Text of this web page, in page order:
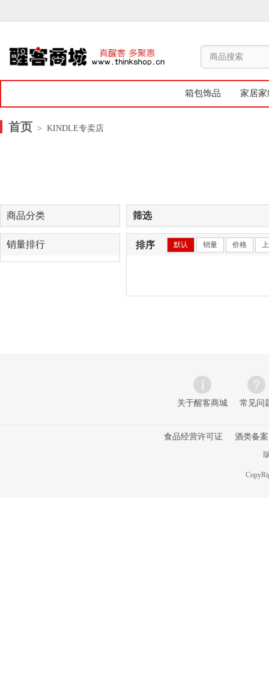
箱包饰品 家居家
首页 > KINDLE专卖店
商品分类
销量排行
筛选
排序 默认 销量 价格
关于醒客商城 常见问
食品经营许可证 酒类备案